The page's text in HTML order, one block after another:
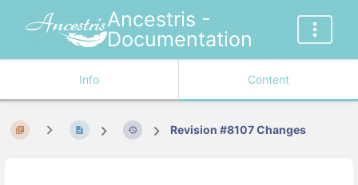
Ancestris -
Documentation
Info Content
Revision #8107 Changes